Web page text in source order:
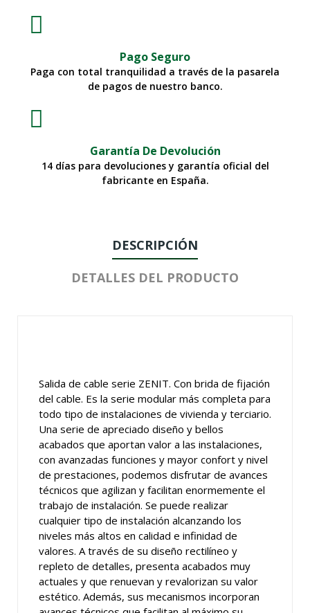
Pago Seguro
Paga con total tranquilidad a través de la pasarela
de pagos de nuestro banco.
Garantía De Devolución
14 días para devoluciones y garantía oficial del
fabricante en España.
DESCRIPCIÓN
DETALLES DEL PRODUCTO
Salida de cable serie ZENIT. Con brida de fijación
del cable. Es la serie modular más completa para
todo tipo de instalaciones de vivienda y terciario.
Una serie de apreciado diseño y bellos
acabados que aportan valor a las instalaciones,
con avanzadas funciones y mayor confort y nivel
de prestaciones, podemos disfrutar de avances
técnicos que agilizan y facilitan enormemente el
trabajo de instalación. Se puede realizar
cualquier tipo de instalación alcanzando los
niveles más altos en calidad e infinidad de
valores. A través de su diseño rectilíneo y
repleto de detalles, presenta acabados muy
actuales y que renuevan y revalorizan su valor
estético. Además, sus mecanismos incorporan